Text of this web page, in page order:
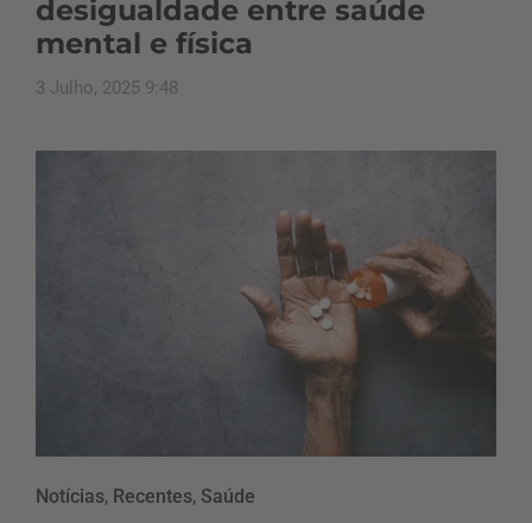
desigualdade entre saúde
mental e física
3 Julho, 2025 9:48
Notícias, Recentes, Saúde